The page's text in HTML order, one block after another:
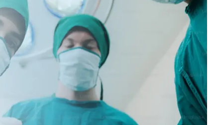
y vías urinarias.